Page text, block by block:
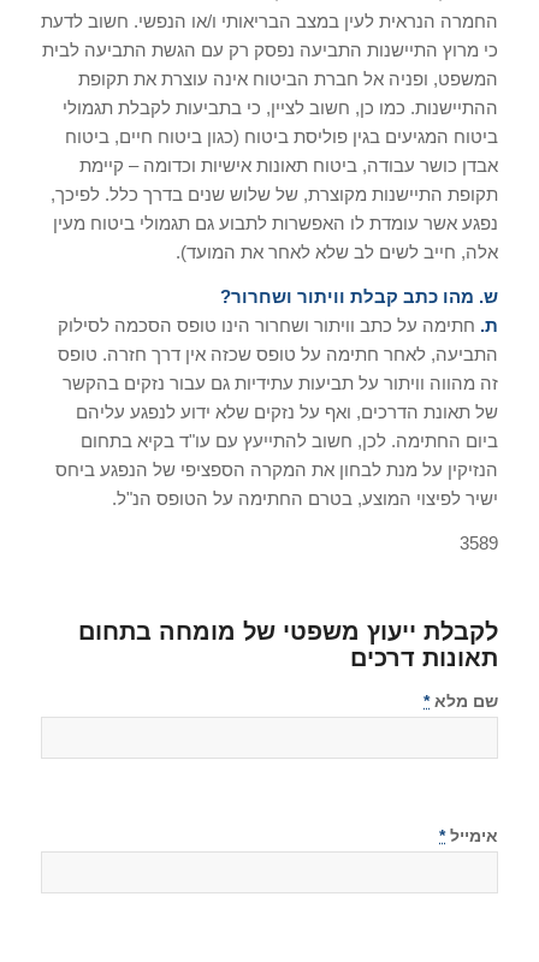
החמרה הנראית לעין במצב הבריאותי ו/או הנפשי. חשוב לדעת
כי מרוץ התיישנות התביעה נפסק רק עם הגשת התביעה לבית
המשפט, ופניה אל חברת הביטוח אינה עוצרת את תקופת
ההתיישנות. כמו כן, חשוב לציין, כי בתביעות לקבלת תגמולי
ביטוח המגיעים בגין פוליסת ביטוח (כגון ביטוח חיים, ביטוח
אבדן כושר עבודה, ביטוח תאונות אישיות וכדומה – קיימת
תקופת התיישנות מקוצרת, של שלוש שנים בדרך כלל. לפיכך,
נפגע אשר עומדת לו האפשרות לתבוע גם תגמולי ביטוח מעין
אלה, חייב לשים לב שלא לאחר את המועד).
ש. מהו כתב קבלת וויתור ושחרור?
ת. חתימה על כתב וויתור ושחרור הינו טופס הסכמה לסילוק
התביעה, לאחר חתימה על טופס שכזה אין דרך חזרה. טופס
זה מהווה וויתור על תביעות עתידיות גם עבור נזקים בהקשר
של תאונת הדרכים, ואף על נזקים שלא ידוע לנפגע עליהם
ביום החתימה. לכן, חשוב להתייעץ עם עו"ד בקיא בתחום
הנזיקין על מנת לבחון את המקרה הספציפי של הנפגע ביחס
ישיר לפיצוי המוצע, בטרם החתימה על הטופס הנ"ל.
3589
לקבלת ייעוץ משפטי של מומחה בתחום
תאונות דרכים
שם מלא*
אימייל*